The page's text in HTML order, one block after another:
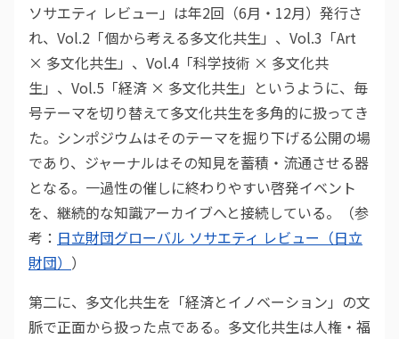
ソサエティ レビュー」は年2回（6月・12月）発行さ
れ、Vol.2「個から考える多文化共生」、Vol.3「Art
× 多文化共生」、Vol.4「科学技術 × 多文化共
生」、Vol.5「経済 × 多文化共生」というように、毎
号テーマを切り替えて多文化共生を多角的に扱ってき
た。シンポジウムはそのテーマを掘り下げる公開の場
であり、ジャーナルはその知見を蓄積・流通させる器
となる。一過性の催しに終わりやすい啓発イベント
を、継続的な知識アーカイブへと接続している。（参
考： 日立財団グローバル ソサエティ レビュー（日立
財団） ）
第二に、多文化共生を「経済とイノベーション」の文
脈で正面から扱った点である。多文化共生は人権・福